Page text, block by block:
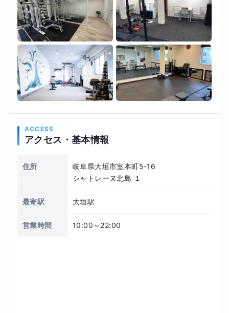
ACCESS
アクセス・基本情報
住所
岐阜県大垣市室本町5-16
シャトレーヌ北島 １
最寄駅 大垣駅
営業時間 10:00～22:00